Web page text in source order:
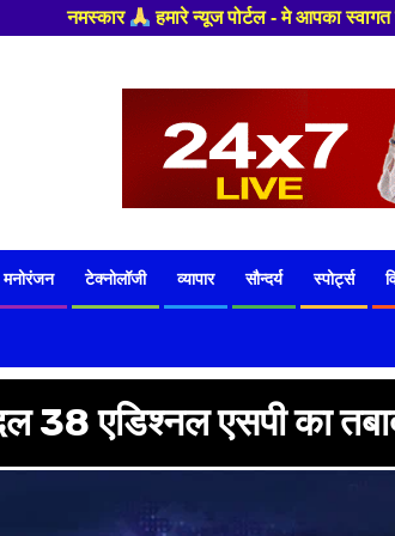
स्वागत हैं ,यहाँ आपको हमेशा ताजा खबरों से रूबरू
मनोरंजन टेक्नोलॉजी व्यापार सौन्दर्य स्पोर्ट्स
38 एडिश्नल एसपी का